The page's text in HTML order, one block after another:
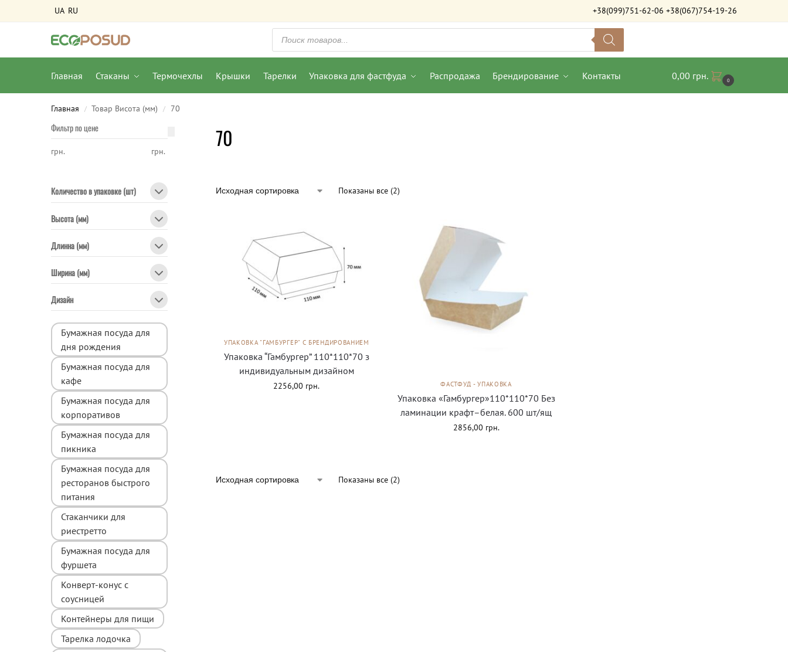
UA RU +38(099)751-62-06 +38(067)754-19-26
Главная Стаканы Термочехлы Крышки Тарелки Упаковка для фастфуда Распродажа Брендирование Контакты 0,00 грн. 0
Главная / Товар Висота (мм) / 70
70
Показаны все (2)
УПАКОВКА "ГАМБУРГЕР" С БРЕНДИРОВАНИЕМ
Упаковка “Гамбургер” 110*110*70 з
индивидуальным дизайном
2256,00 грн. ФАСТФУД - УПАКОВКА
Упаковка «Гамбургер»110*110*70 Без
ламинации крафт–белая. 600 шт/ящ
2856,00 грн.
Показаны все (2)
Фильтр по цене
грн. грн.
Количество в упаковке (шт)
Высота (мм)
Длинна (мм)
Ширина (мм)
Дизайн
Бумажная посуда для
дня рождения
Бумажная посуда для
кафе
Бумажная посуда для
корпоративов
Бумажная посуда для
пикника
Бумажная посуда для
ресторанов быстрого
питания
Стаканчики для
риестретто
Бумажная посуда для
фуршета
Конверт-конус с
соусницей
Контейнеры для пищи
Тарелка лодочка